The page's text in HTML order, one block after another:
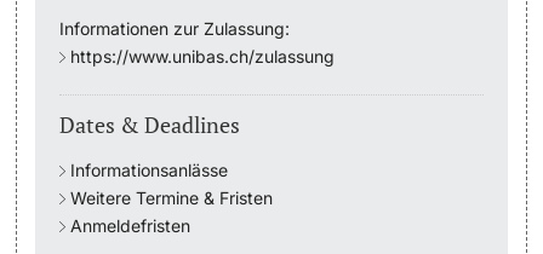
Student Advice Center
Funding
Career Counseling
Social Services & Health Care
Informationen zur Zulassung:
https://www.unibas.ch/zulassung
Dates & Deadlines
Informationsanlässe
Weitere Termine & Fristen
Anmeldefristen